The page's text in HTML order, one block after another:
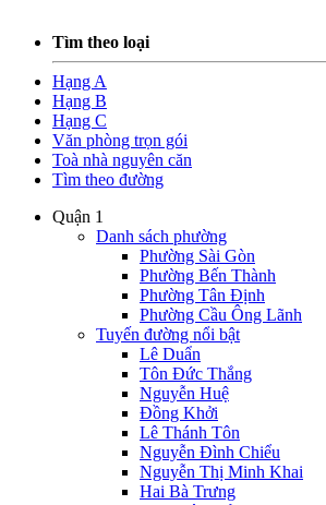
Tìm theo loại
Hạng A
Hạng B
Hạng C
Văn phòng trọn gói
Toà nhà nguyên căn
Tìm theo đường
Quận 1
Danh sách phường
Phường Sài Gòn
Phường Bến Thành
Phường Tân Định
Phường Cầu Ông Lãnh
Tuyến đường nổi bật
Lê Duẩn
Tôn Đức Thắng
Nguyễn Huệ
Đồng Khởi
Lê Thánh Tôn
Nguyễn Đình Chiểu
Nguyễn Thị Minh Khai
Hai Bà Trưng